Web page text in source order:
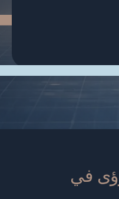
في